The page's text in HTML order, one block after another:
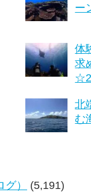
ー
体
求
北
む
）
(5,191)